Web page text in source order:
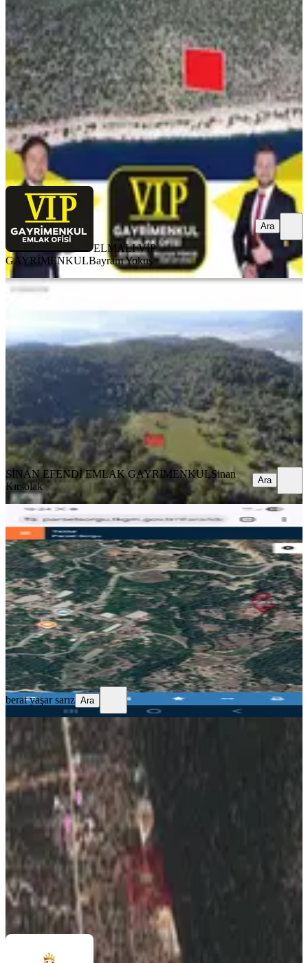
391m² Denizmanzaralı Zeytinlik
Kaş, Sarıbelen Mahallesi
391 m² · 6.074/m² · 29.04.2026
2.375.000 ₺
ELMALI VİP GAYRİMENKULBayram Yokuş
Ara
ELMALI VİP
GAYRİMENKULBayram Yokuş
Ara
Kalkan Yeşilköy Tek Tapu Arsa
Kaş, Yeşilköy Mahallesi
958 m²· 2.714/m²· 24.04.2026
2.600.000 ₺
SİNAN EFENDİ EMLAK GAYRİMENKULSinan Kırsolak
Ara
SİNAN EFENDİ EMLAK GAYRİMENKULSinan
Kırsolak
Ara
Sahibinden Kaş Doğantaş Da 4000m2
Tarla
Kaş, Doğantaş Mahallesi
4000 m²·663/m²·30.06.2026
2.650.000 ₺
berat yaşar sarız
Ara
berat yaşar sarız Ara
%
Kaş Ve Denize 10 Dk Mesafede, Resmi
Taksimi Yapılmış Fırsat Arsa
Kaş, Bayındır Mahallesi
307 m²
7.329/m²
2.250.000 ₺2.300.000 ₺
Redstone BusinessNİLGÜN ÖZÇELEBİ
Ara